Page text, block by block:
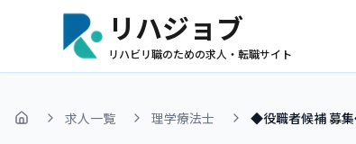
リハジョブ
リハビリ職のための求人・転職サイト
ホーム 求人一覧 理学療法士 ◆役職者候補 募集